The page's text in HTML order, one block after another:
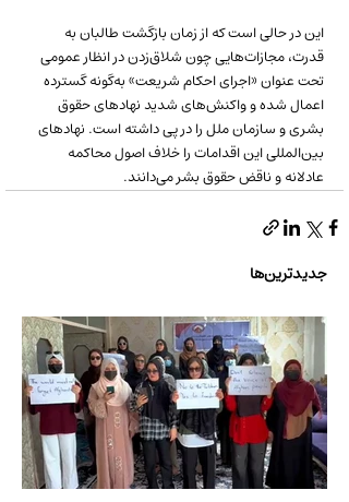
این در حالی است که از زمان بازگشت طالبان به
قدرت، مجازات‌هایی چون شلاق‌زدن در انظار عمومی
تحت عنوان «اجرای احکام شریعت» به‌گونه گسترده
اعمال شده و واکنش‌های شدید نهادهای حقوق
بشری و سازمان ملل را در پی داشته است. نهادهای
بین‌المللی این اقدامات را خلاف اصول محاکمه
عادلانه و ناقض حقوق بشر می‌دانند.
جدیدترین‌ها